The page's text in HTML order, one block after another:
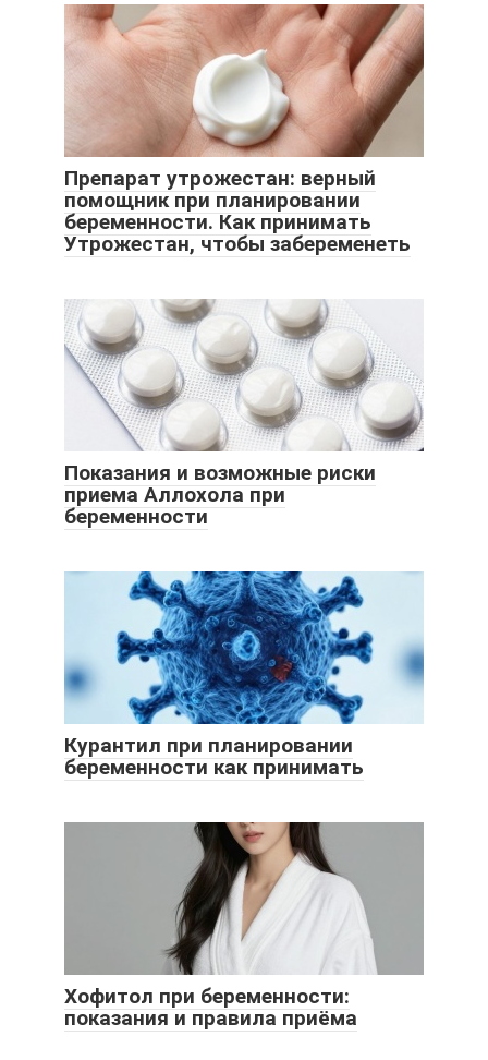
Препарат утрожестан: верный
помощник при планировании
беременности. Как принимать
Утрожестан, чтобы забеременеть
Показания и возможные риски
приема Аллохола при
беременности
Курантил при планировании
беременности как принимать
Хофитол при беременности:
показания и правила приёма